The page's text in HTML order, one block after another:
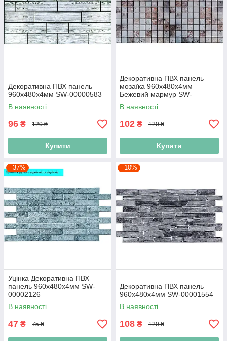
Декоративна ПВХ панель
960х480х4мм SW-00000583
В наявності
96 ₴ 120 ₴
Купити
Декоративна ПВХ панель
мозаїка 960х480х4мм
Бежевий мармур SW-
00001433
В наявності
102 ₴ 120 ₴
Купити
–37%
Уцінка Декоративна ПВХ
панель 960х480х4мм SW-
00002126
В наявності
47 ₴ 75 ₴
–10%
Декоративна ПВХ панель
960х480х4мм SW-00001554
В наявності
108 ₴ 120 ₴